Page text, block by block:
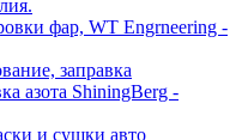
фар, WT Engrneering -
заправка
азота ShiningBerg -
и сушки авто